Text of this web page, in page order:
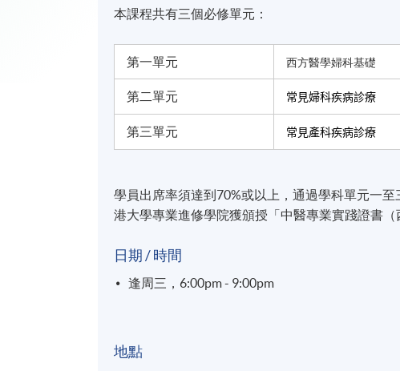
本課程共有三個必修單元：
第一單元 西方醫學婦科基礎
第二單元 常見婦科疾病診療
第三單元 常見產科疾病診療
學員出席率須達到70%或以上，通過學科單元一
港大學專業進修學院獲頒授「中醫專業實踐證書（
日期 / 時間
逢周三，6:00pm - 9:00pm
地點